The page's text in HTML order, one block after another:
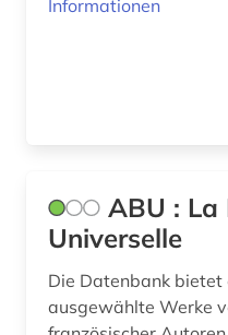
geistlicher;
carl de (1)
chinesisch (5)
Informationen
ABU : La
Universelle
Die Datenbank
ausgewählte Werke